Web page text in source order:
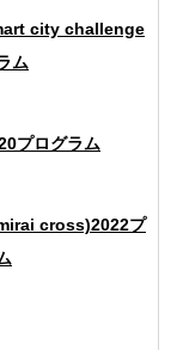
city challenge
ム
プログラム
cross)2022プ